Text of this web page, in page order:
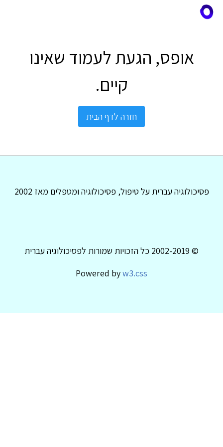
אופס, הגעת לעמוד שאינו
קיים.
חזרה לדף הבית
פסיכולוגיה עברית על טיפול, פסיכולוגיה ומטפלים מאז 2002
© 2002-2019 כל הזכויות שמורות לפסיכולוגיה עברית
Powered byw3.css